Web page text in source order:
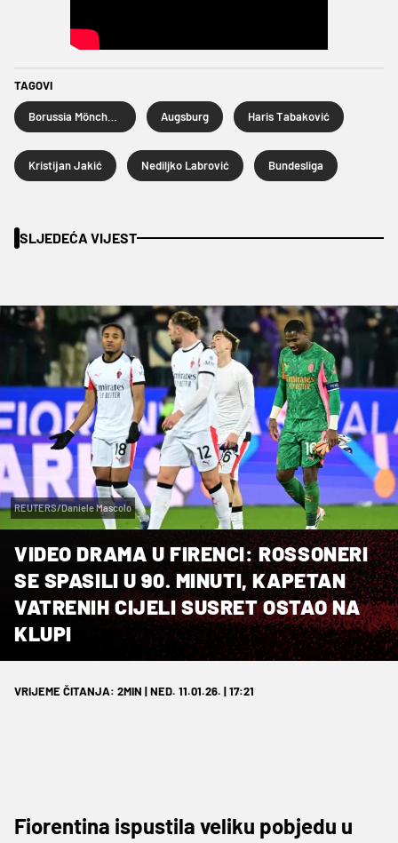
TAGOVI
Augsburg Haris Tabaković
Kristijan Jakić Nediljko Labrović Bundesliga
SLJEDEĆA VIJEST
REUTERS/Daniele Mascolo
VIDEO DRAMA U FIRENCI: ROSSONERI
SE SPASILI U 90. MINUTI, KAPETAN
VATRENIH CIJELI SUSRET OSTAO NA
KLUPI
VRIJEME ČITANJA: 2MIN | NED. 11.01.26. | 17:21
Fiorentina ispustila veliku pobjedu u